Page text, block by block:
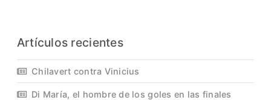
Artículos recientes
Chilavert contra Vinicius
Di María, el hombre de los goles en las finales